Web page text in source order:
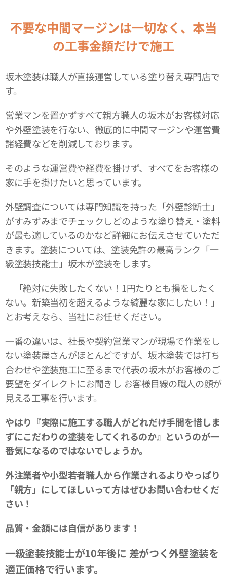
不要な中間マージンは一切なく、本当
の工事金額だけで施工
坂木塗装は職人が直接運営している塗り替え専門店で
す。
営業マンを置かずすべて親方職人の坂木がお客様対応
や外壁塗装を行ない、徹底的に中間マージンや運営費
諸経費などを削減しております。
そのような運営費や経費を掛けず、すべてをお客様の
家に手を掛けたいと思っています。
外壁調査については専門知識を持った「外壁診断士」
がすみずみまでチェックしどのような塗り替え・塗料
が最も適しているのかなど詳細にお伝えさせていただ
きます。塗装については、塗装免許の最高ランク「一
級塗装技能士」坂木が塗装をします。
「絶対に失敗したくない！1円たりとも損をしたく
ない。新築当初を超えるような綺麗な家にしたい！」
とお考えなら、当社にお任せください。
一番の違いは、社長や契約営業マンが現場で作業をし
ない塗装屋さんがほとんどですが、坂木塗装では打ち
合わせや塗装施工に至るまで代表の坂木がお客様のご
要望をダイレクトにお聞きし お客様目線の職人の顔が
見える工事を行います。
やはり『実際に施工する職人がどれだけ手間を惜しま
ずにこだわりの塗装をしてくれるのか』というのが一
番気になるのではないでしょうか。
外注業者や小型若者職人から作業されるよりやっぱり
「親方」にしてほしいって方はぜひお問い合わせくだ
さい！
品質・金額には自信があります！
一級塗装技能士が10年後に 差がつく外壁塗装を
適正価格で行います。